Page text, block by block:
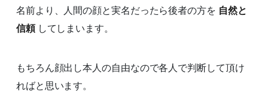
名前より、人間の顔と実名だったら後者の方を 自然と
信頼してしまいます。
もちろん顔出し本人の自由なので各人で判断して頂け
ればと思います。